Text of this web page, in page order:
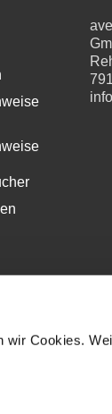
wir Cookies.